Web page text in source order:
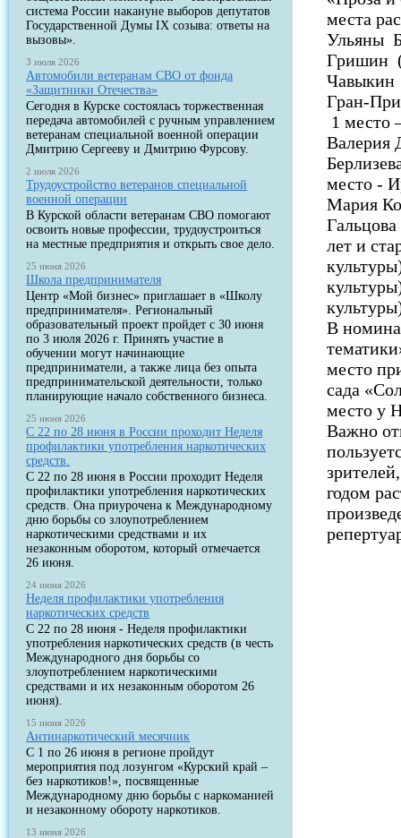
система России накануне выборов депутатов
Государственной Думы IX созыва: ответы на
вызовы».
3 июля 2026
Автомобили ветеранам СВО от фонда
«Защитники Отечества»
Сегодня в Курске состоялась торжественная
передача автомобилей с ручным управлением
ветеранам специальной военной операции
Дмитрию Сергееву и Дмитрию Фурсову.
2 июля 2026
Трудоустройство ветеранов специальной
военной операции
В Курской области ветеранам СВО помогают
освоить новые профессии, трудоустроиться
на местные предприятия и открыть свое дело.
25 июня 2026
Школа предпринимателя
Центр «Мой бизнес» приглашает в «Школу
предпринимателя». Региональный
образовательный проект пройдет с 30 июня
по 3 июля 2026 г. Принять участие в
обучении могут начинающие
предприниматели, а также лица без опыта
предпринимательской деятельности, только
планирующие начало собственного бизнеса.
25 июня 2026
С 22 по 28 июня в России проходит Неделя
профилактики употребления наркотических
средств.
С 22 по 28 июня в России проходит Неделя
профилактики употребления наркотических
средств. Она приурочена к Международному
дню борьбы со злоупотреблением
наркотическими средствами и их
незаконным оборотом, который отмечается
26 июня.
24 июня 2026
Неделя профилактики употребления
наркотических средств
С 22 по 28 июня - Неделя профилактики
употребления наркотических средств (в честь
Международного дня борьбы со
злоупотреблением наркотическими
средствами и их незаконным оборотом 26
июня).
15 июня 2026
Антинаркотический месячник
С 1 по 26 июня в регионе пройдут
мероприятия под лозунгом «Курский край –
без наркотиков!», посвященные
Международному дню борьбы с наркоманией
и незаконному обороту наркотиков.
13 июня 2026
места
Ульяны
Гришин
Чавыкин
Гран-
1 место
Валерия
место -
Мария
лет и
В
место
сада
место у
Важно
годом